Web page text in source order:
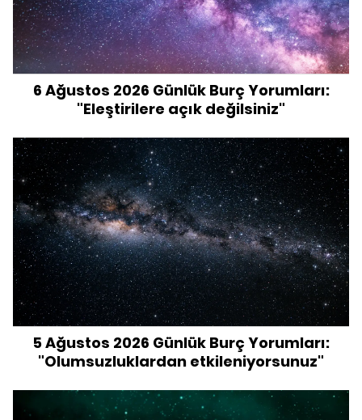
6 Ağustos 2026 Günlük Burç Yorumları:
"Eleştirilere açık değilsiniz"
5 Ağustos 2026 Günlük Burç Yorumları:
"Olumsuzluklardan etkileniyorsunuz"